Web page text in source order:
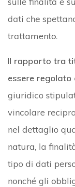
dati che
trattamento.
Il rapporto tra
essere
giuridico
vincolare
nel dettaglio
natura, la
tipo di dati
nonché gli